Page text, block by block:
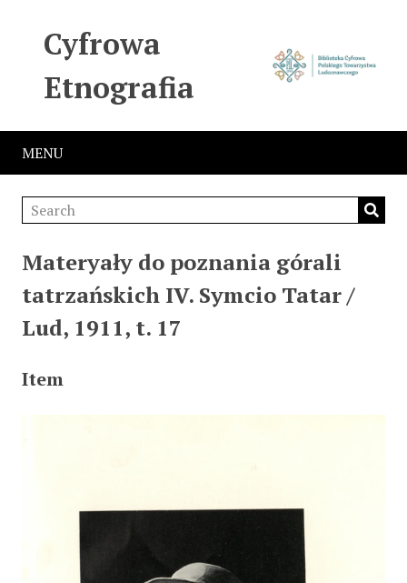
Cyfrowa
Etnografia
MENU
Materyały do poznania górali
tatrzańskich IV. Symcio Tatar /
Lud, 1911, t. 17
Item